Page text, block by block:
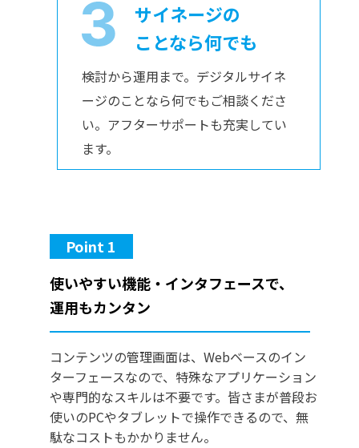
サイネージの
ことなら何でも
検討から運用まで。デジタルサイネ
ージのことなら何でもご相談くださ
い。アフターサポートも充実してい
ます。
Point 1
使いやすい機能・インタフェースで、
運用もカンタン
コンテンツの管理画面は、Webベースのイン
ターフェースなので、特殊なアプリケーション
や専門的なスキルは不要です。皆さまが普段お
使いのPCやタブレットで操作できるので、無
駄なコストもかかりません。